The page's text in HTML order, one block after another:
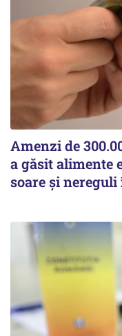
Amenzi de
a găsit alimente
soare și